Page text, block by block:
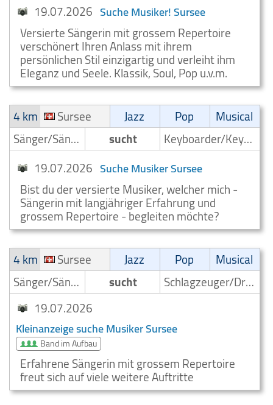
19.07.2026 Suche Musiker! Sursee
Versierte Sängerin mit grossem Repertoire
verschönert Ihren Anlass mit ihrem
persönlichen Stil einzigartig und verleiht ihm
Eleganz und Seele. Klassik, Soul, Pop u.v.m.
4 km
Sursee Jazz Pop
Musical
Sänger/Sängerin
sucht
Keyboarder/Keyboardspieler
19.07.2026 Suche Musiker Sursee
Bist du der versierte Musiker, welcher mich -
Sängerin mit langjähriger Erfahrung und
grossem Repertoire - begleiten möchte?
4 km
Sursee Jazz Pop
Musical
Sänger/Sängerin
sucht
Schlagzeuger/Drummer
19.07.2026
Kleinanzeige suche Musiker Sursee
Band im Aufbau
Erfahrene Sängerin mit grossem Repertoire
freut sich auf viele weitere Auftritte